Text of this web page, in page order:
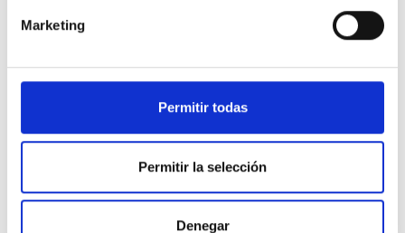
Marketing
Permitir todas
Permitir la selección
Denegar
Nissan Qashqai
Automatica Gasolina 2023
Precio financiado 100%
Precio al contado: 26.450 €